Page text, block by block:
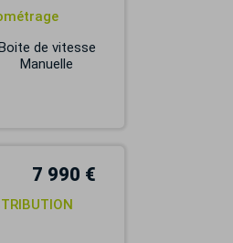
de vitesse
Manuelle
7 990 €